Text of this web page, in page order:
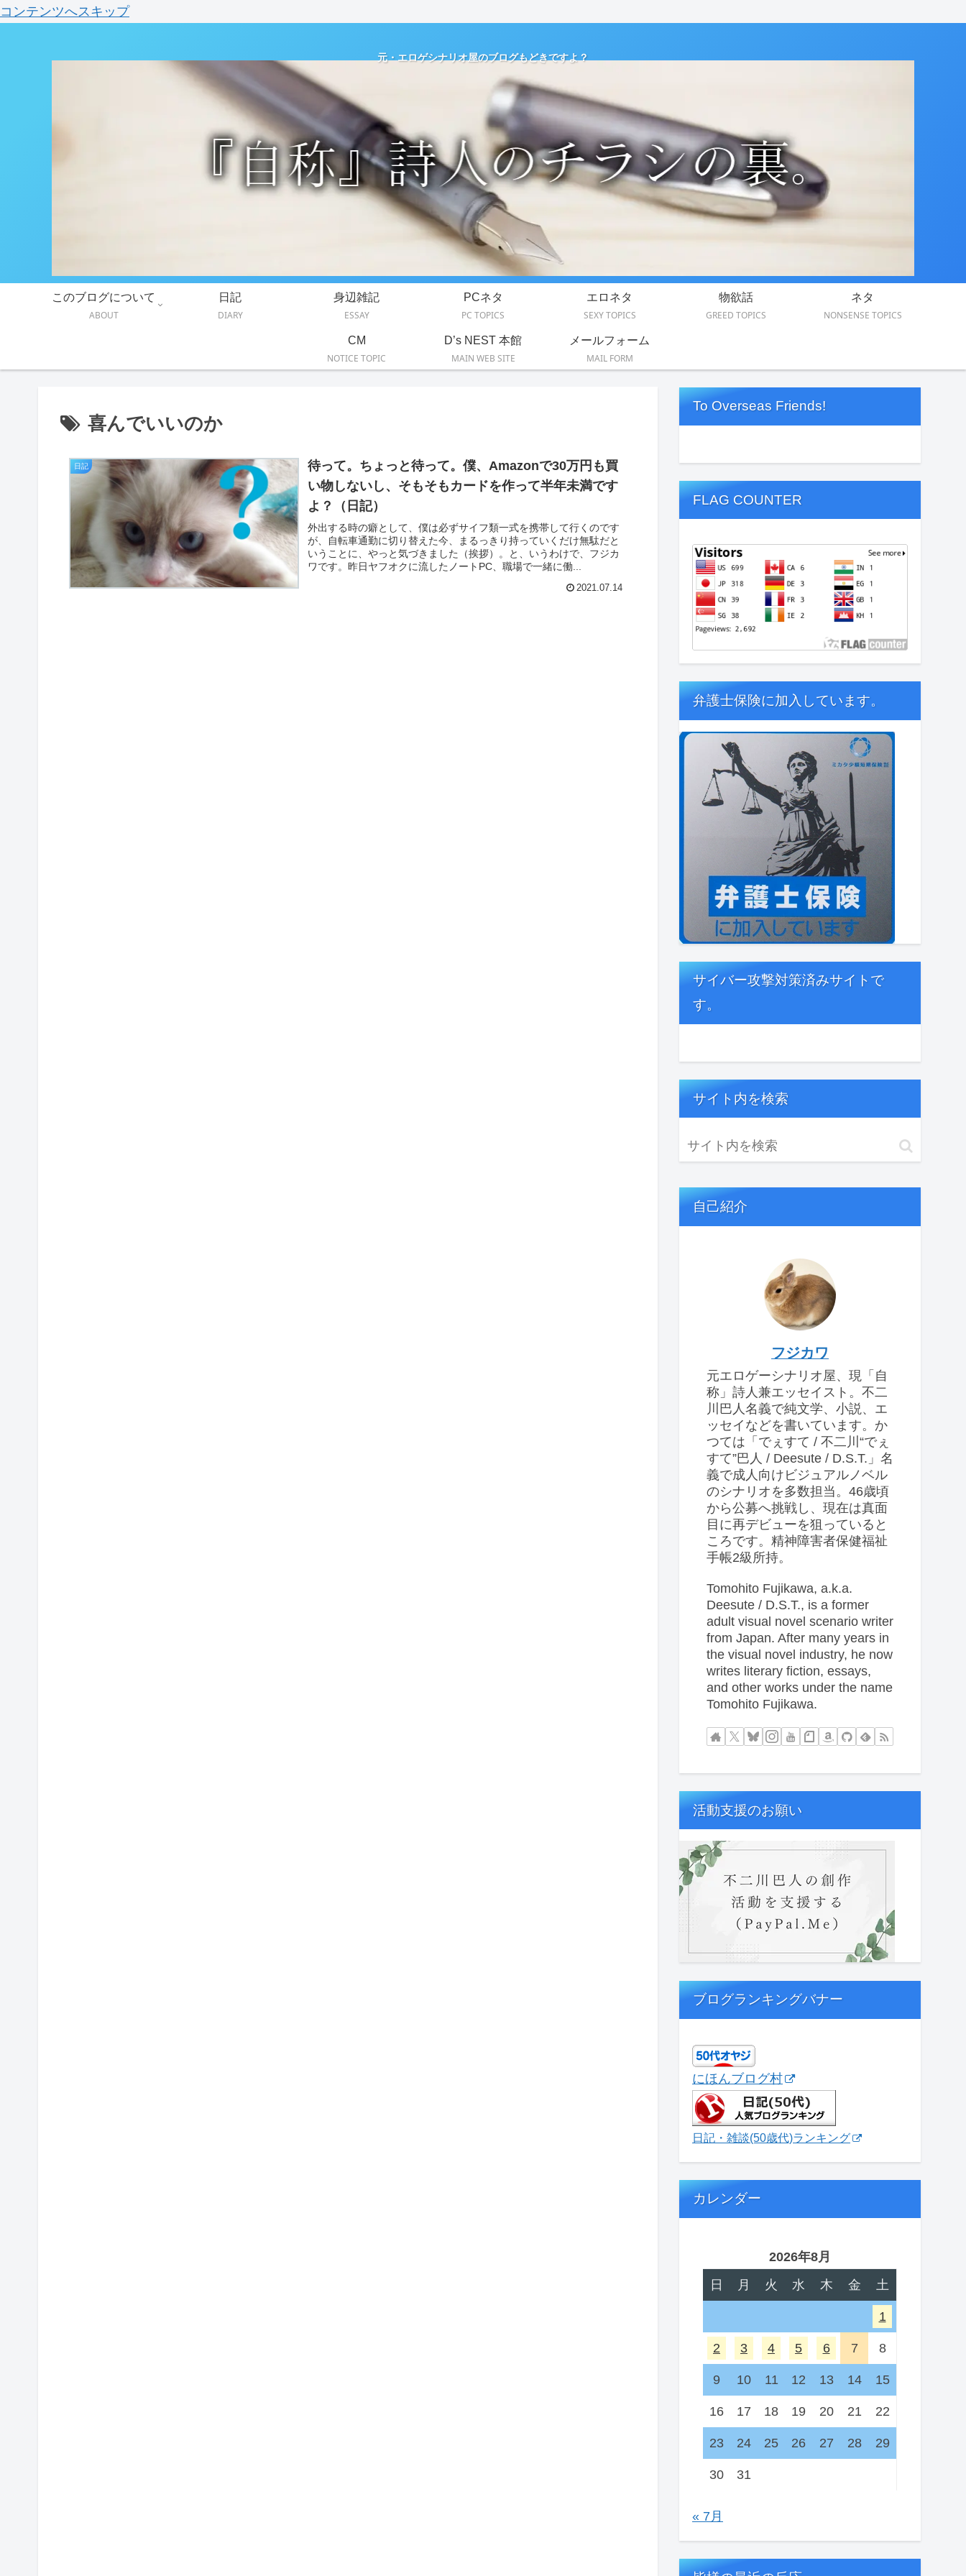
コンテンツへスキップ
元・エロゲシナリオ屋のブログもどきですよ？
このブログについて
ABOUT
日記
DIARY
身辺雑記
ESSAY
PCネタ
PC TOPICS
エロネタ
SEXY TOPICS
物欲話
GREED TOPICS
ネタ
NONSENSE TOPICS
CM
NOTICE TOPIC
D’s NEST 本館
MAIN WEB SITE
メールフォーム
MAIL FORM
喜んでいいのか
日記
待って。ちょっと待って。僕、Amazonで30万円も買
い物しないし、そもそもカードを作って半年未満です
よ？（日記）
外出する時の癖として、僕は必ずサイフ類一式を携帯して行くのです
が、自転車通勤に切り替えた今、まるっきり持っていくだけ無駄だと
いうことに、やっと気づきました（挨拶）。と、いうわけで、フジカ
ワです。昨日ヤフオクに流したノートPC、職場で一緒に働...
2021.07.14
To Overseas Friends!
FLAG COUNTER
弁護士保険に加入しています。
サイバー攻撃対策済みサイトで
す。
サイト内を検索
自己紹介
フジカワ
元エロゲーシナリオ屋、現「自
称」詩人兼エッセイスト。不二
川巴人名義で純文学、小説、エ
ッセイなどを書いています。か
つては「でぇすて / 不二川“でぇ
すて”巴人 / Deesute / D.S.T.」名
義で成人向けビジュアルノベル
のシナリオを多数担当。46歳頃
から公募へ挑戦し、現在は真面
目に再デビューを狙っていると
ころです。精神障害者保健福祉
手帳2級所持。
Tomohito Fujikawa, a.k.a.
Deesute / D.S.T., is a former
adult visual novel scenario writer
from Japan. After many years in
the visual novel industry, he now
writes literary fiction, essays,
and other works under the name
Tomohito Fujikawa.
活動支援のお願い
ブログランキングバナー
にほんブログ村
日記・雑談(50歳代)ランキング
カレンダー
2026年8月
日
月 火 水 木 金 土
1
2 3 4 5 6 7 8
9 10 11 12 13 14 15
16 17 18 19 20 21 22
23 24 25 26 27 28 29
30 31
« 7月